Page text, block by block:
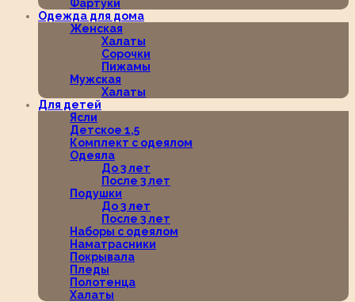
Фартуки
Одежда для дома
Женская
Халаты
Сорочки
Пижамы
Мужская
Халаты
Для детей
Ясли
Детское 1,5
Комплект с одеялом
Одеяла
До 3 лет
После 3 лет
Подушки
До 3 лет
После 3 лет
Наборы с одеялом
Наматрасники
Покрывала
Пледы
Полотенца
Халаты